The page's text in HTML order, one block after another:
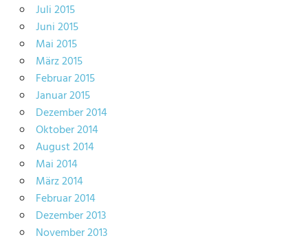
Juli 2015
Juni 2015
Mai 2015
März 2015
Februar 2015
Januar 2015
Dezember 2014
Oktober 2014
August 2014
Mai 2014
März 2014
Februar 2014
Dezember 2013
November 2013